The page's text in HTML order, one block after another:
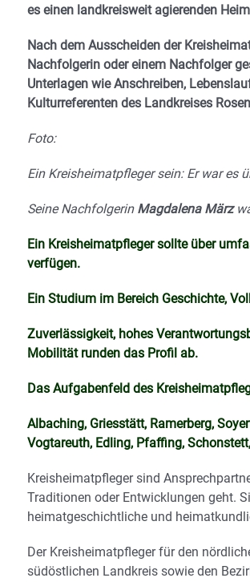
es einen landkreisweit agierenden
Nach dem Ausscheiden der
Nachfolgerin oder einem Nachfolger
Unterlagen wie Anschreiben,
Kulturreferenten des Landkreises
Foto:
Ein Kreisheimatpfleger sein: Er war es
Seine Nachfolgerin Magdalena März
Ein Kreisheimatpfleger sollte über
verfügen.
Ein Studium im Bereich Geschichte,
Zuverlässigkeit, hohes
Mobilität runden das Profil ab.
Das Aufgabenfeld des
Albaching, Griesstätt, Ramerberg,
Vogtareuth, Edling, Pfaffing,
Kreisheimatpfleger sind
Traditionen oder Entwicklungen geht.
heimatgeschichtliche und
Der Kreisheimatpfleger für den
südöstlichen Landkreis sowie den